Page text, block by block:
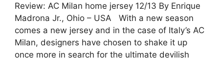
Review: AC Milan home jersey 12/13 By Enrique
Madrona Jr., Ohio – USA With a new season
comes a new jersey and in the case of Italy’s AC
Milan, designers have chosen to shake it up
once more in search for the ultimate devilish